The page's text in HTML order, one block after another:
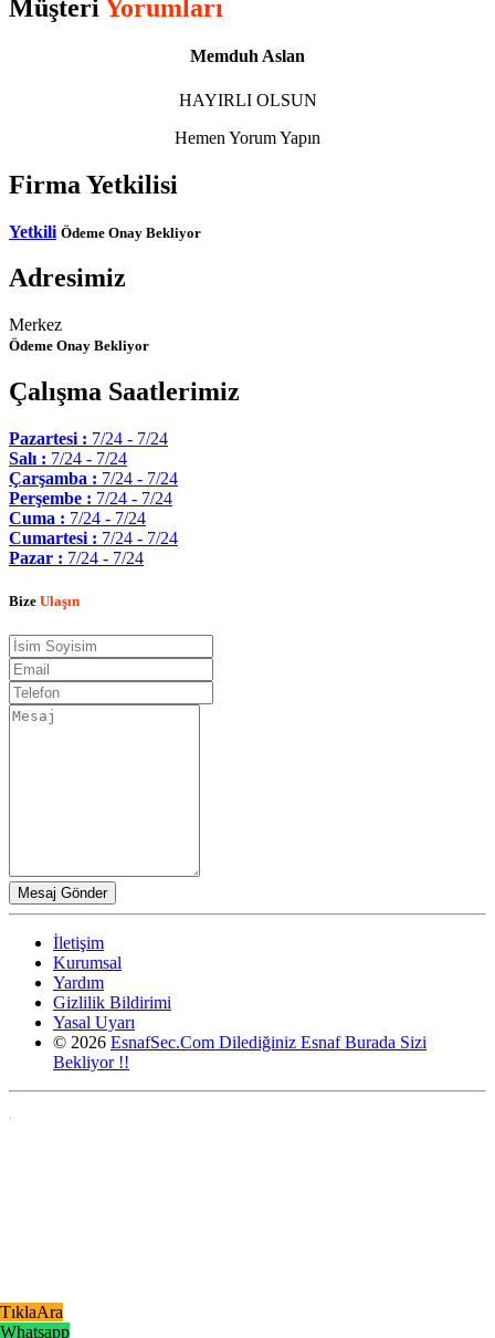
TıklaAra
Whatsapp
Müşteri Yorumları
Memduh Aslan
HAYIRLI OLSUN
Hemen Yorum Yapın
Firma Yetkilisi
Yetkili Ödeme Onay Bekliyor
Adresimiz
Merkez
Ödeme Onay Bekliyor
Çalışma Saatlerimiz
Pazartesi : 7/24 - 7/24
Salı : 7/24 - 7/24
Çarşamba : 7/24 - 7/24
Perşembe : 7/24 - 7/24
Cuma : 7/24 - 7/24
Cumartesi : 7/24 - 7/24
Pazar : 7/24 - 7/24
Bize Ulaşın
İletişim
Kurumsal
Yardım
Gizlilik Bildirimi
Yasal Uyarı
© 2026 EsnafSec.Com Dilediğiniz Esnaf Burada Sizi
Bekliyor !!
,